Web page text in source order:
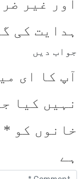
اور غیر
ہدایت کی
جواب دیں
آپ کا ای
نہیں کیا
خانوں کو *
ہے